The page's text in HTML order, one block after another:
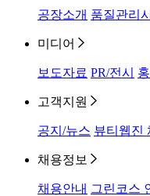
공장소개 품질관리
미디어
보도자료 PR/전시
고객지원
공지/뉴스 뷰티웹진
채용정보
채용안내 그린코스